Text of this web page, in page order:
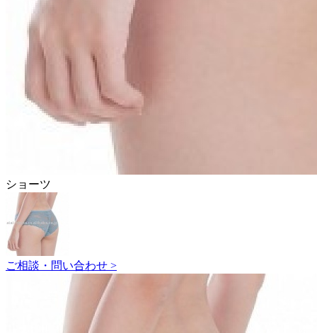
ショーツ
ご相談・問い合わせ >